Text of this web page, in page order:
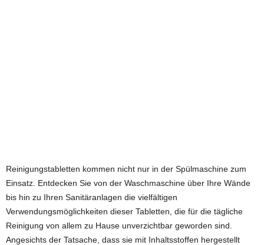
Reinigungstabletten kommen nicht nur in der Spülmaschine zum
Einsatz. Entdecken Sie von der Waschmaschine über Ihre Wände
bis hin zu Ihren Sanitäranlagen die vielfältigen
Verwendungsmöglichkeiten dieser Tabletten, die für die tägliche
Reinigung von allem zu Hause unverzichtbar geworden sind.
Angesichts der Tatsache, dass sie mit Inhaltsstoffen hergestellt